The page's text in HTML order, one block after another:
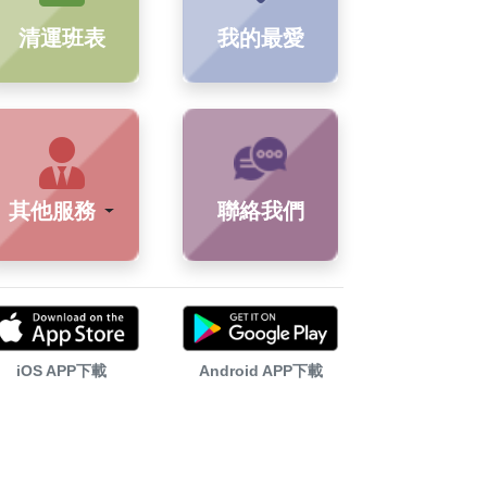
清運班表 我的最愛
其他服務 聯絡我們
iOS APP下載 Android APP下載